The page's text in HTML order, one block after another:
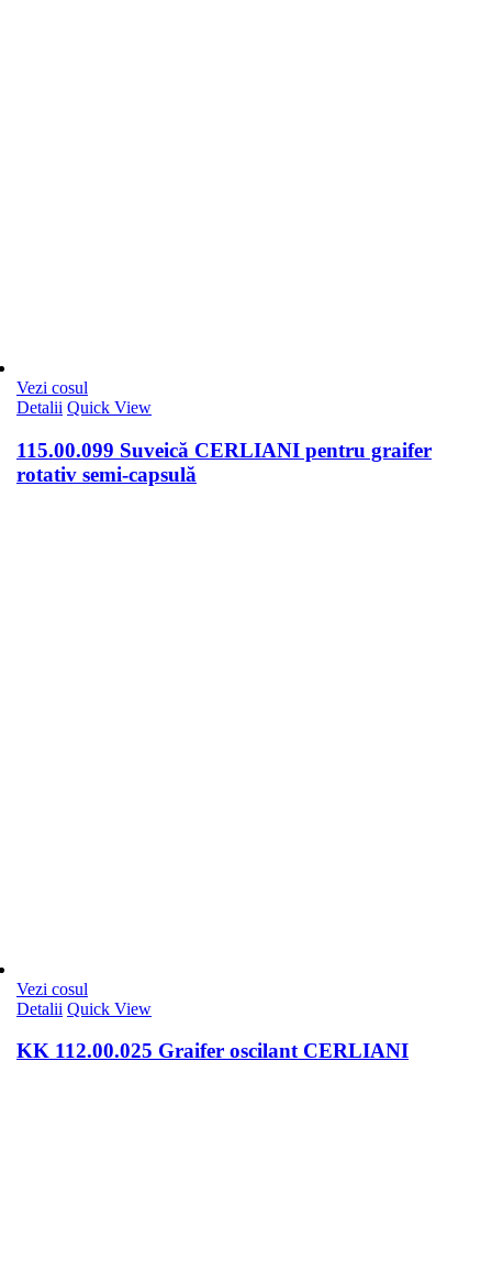
Vezi cosul
Detalii Quick View
115.00.099 Suveică CERLIANI pentru graifer
rotativ semi-capsulă
Vezi cosul
Detalii Quick View
KK 112.00.025 Graifer oscilant CERLIANI